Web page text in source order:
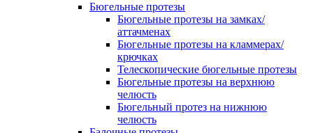
Бюгельные протезы
Бюгельные протезы на замках/
аттачменах
Бюгельные протезы на кламмерах/
крючках
Телескопические бюгельные протезы
Бюгельные протезы на верхнюю
челюсть
Бюгельный протез на нижнюю
челюсть